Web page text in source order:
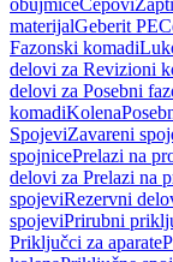
obujmiceČepovi
materijalGeberit PE
Fazonski komadi
delovi za Revizioni
delovi za Posebni
komadiKolena
SpojeviZavareni
spojnicePrelazi na
delovi za Prelazi na
spojeviRezervni
spojeviPrirubni
Priključci za aparate